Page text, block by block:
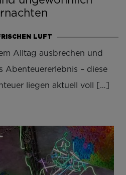
LUFT
Alltag ausbrechen und
Abenteuererlebnis – diese
liegen aktuell voll […]